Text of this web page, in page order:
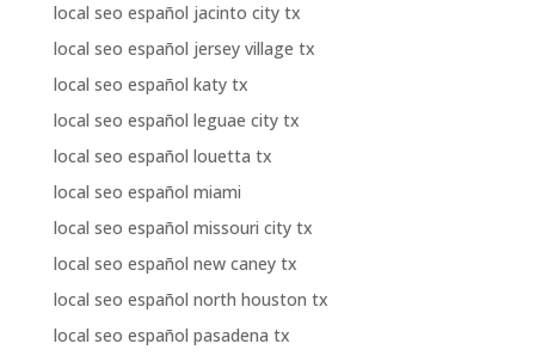
local seo español jacinto city tx
local seo español jersey village tx
local seo español katy tx
local seo español leguae city tx
local seo español louetta tx
local seo español miami
local seo español missouri city tx
local seo español new caney tx
local seo español north houston tx
local seo español pasadena tx